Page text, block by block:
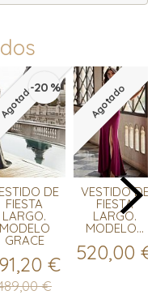
-20 %
DE
FIESTA
LARGO.
MODELO
GRACE
€
€
Agotado
VESTIDO DE
FIESTA
LARGO.
MODELO...
520,00 €